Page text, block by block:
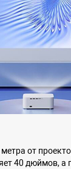
от
40 дюймов, а